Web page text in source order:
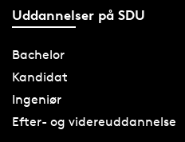
Uddannelser på SDU
Bachelor
Kandidat
Ingeniør
Efter- og videreuddannelse